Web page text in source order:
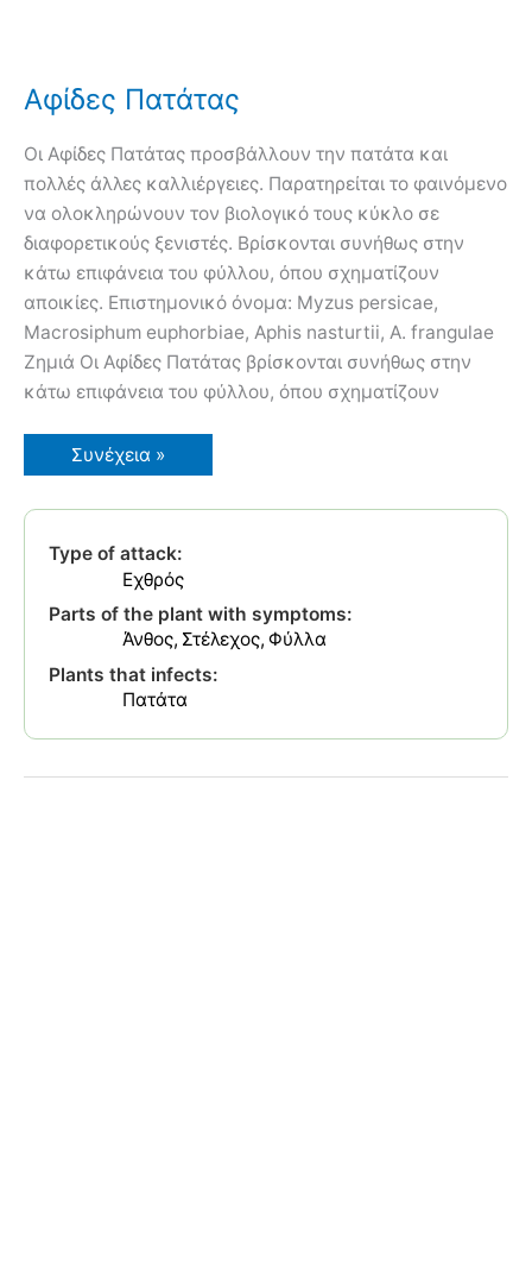
Αφίδες Πατάτας
Οι Αφίδες Πατάτας προσβάλλουν την πατάτα και
πολλές άλλες καλλιέργειες. Παρατηρείται το φαινόμενο
να ολοκληρώνουν τον βιολογικό τους κύκλο σε
διαφορετικούς ξενιστές. Βρίσκονται συνήθως στην
κάτω επιφάνεια του φύλλου, όπου σχηματίζουν
αποικίες. Επιστημονικό όνομα: Myzus persicae,
Macrosiphum euphorbiae, Aphis nasturtii, A. frangulae
Ζημιά Οι Αφίδες Πατάτας βρίσκονται συνήθως στην
κάτω επιφάνεια του φύλλου, όπου σχηματίζουν
Αφίδες
Πατάτας
Συνέχεια »
Type of attack:
Εχθρός
Parts of the plant with symptoms:
Άνθος Στέλεχος Φύλλα
Plants that infects:
Πατάτα